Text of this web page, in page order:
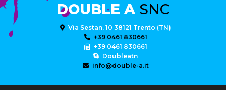
DOUBLE A SNC
Via Sestan, 10 38121 Trento (TN)
+39 0461 830661
+39 0461 830661
Doubleatn
info@double-a.it